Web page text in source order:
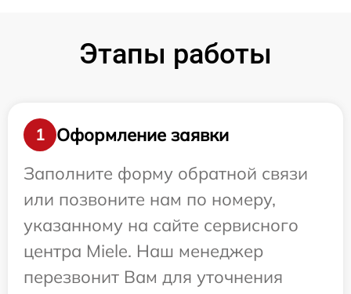
Этапы работы
1
Оформление заявки
Заполните форму обратной связи
или позвоните нам по номеру,
указанному на сайте сервисного
центра Miele. Наш менеджер
перезвонит Вам для уточнения